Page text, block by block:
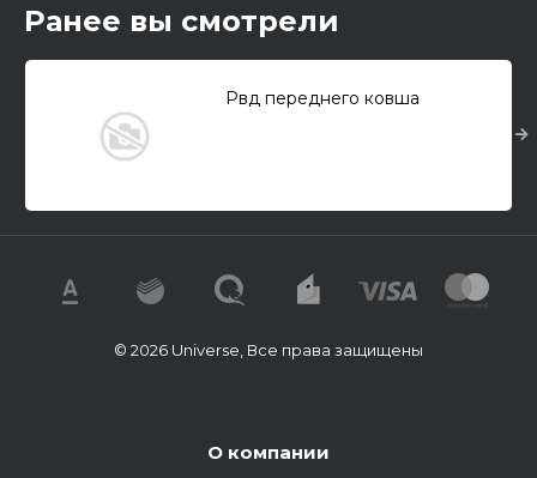
Ранее вы смотрели
Рвд переднего ковша
© 2026 Universe, Все права защищены
О компании